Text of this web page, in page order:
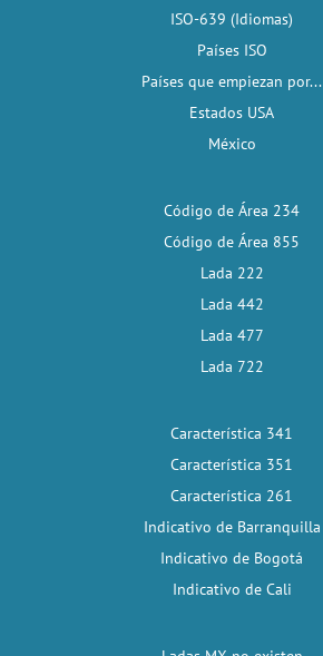
ISO-639 (Idiomas)
Países ISO
Países que empiezan por...
Estados USA
México
Código de Área 234
Código de Área 855
Lada 222
Lada 442
Lada 477
Lada 722
Característica 341
Característica 351
Característica 261
Indicativo de Barranquilla
Indicativo de Bogotá
Indicativo de Cali